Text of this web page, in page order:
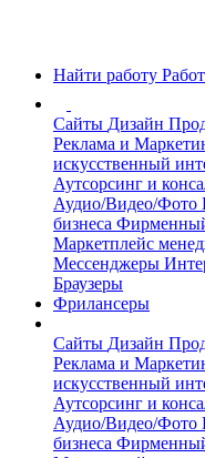
Найти работу
Сайты Дизайн
Реклама и
искусственный
Аутсорсинг и
Аудио/Видео/Фото
бизнеса
Маркетплейс
Мессенджеры
Браузеры
Фрилансеры
Сайты Дизайн
Реклама и
искусственный
Аутсорсинг и
Аудио/Видео/Фото
бизнеса